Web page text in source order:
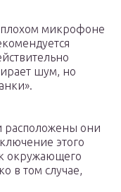
микрофоне
шум, но
расположены они
этого
окружающего
в том случае,